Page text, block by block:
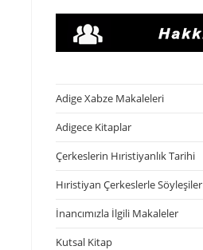
Adige Xabze Makaleleri
Adigece Kitaplar
Çerkeslerin Hıristiyanlık Tarihi
Hıristiyan Çerkeslerle Söyleşiler
İnancımızla İlgili Makaleler
Kutsal Kitap